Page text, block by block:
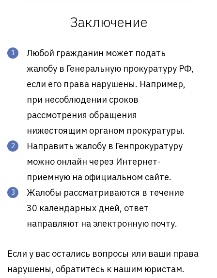
Заключение
Любой гражданин может подать
жалобу в Генеральную прокуратуру РФ,
если его права нарушены. Например,
при несоблюдении сроков
рассмотрения обращения
нижестоящим органом прокуратуры.
Направить жалобу в Генпрокуратуру
можно онлайн через Интернет-
приемную на официальном сайте.
Жалобы рассматриваются в течение
30 календарных дней, ответ
направляют на электронную почту.
Если у вас остались вопросы или ваши права
нарушены, обратитесь к нашим юристам.